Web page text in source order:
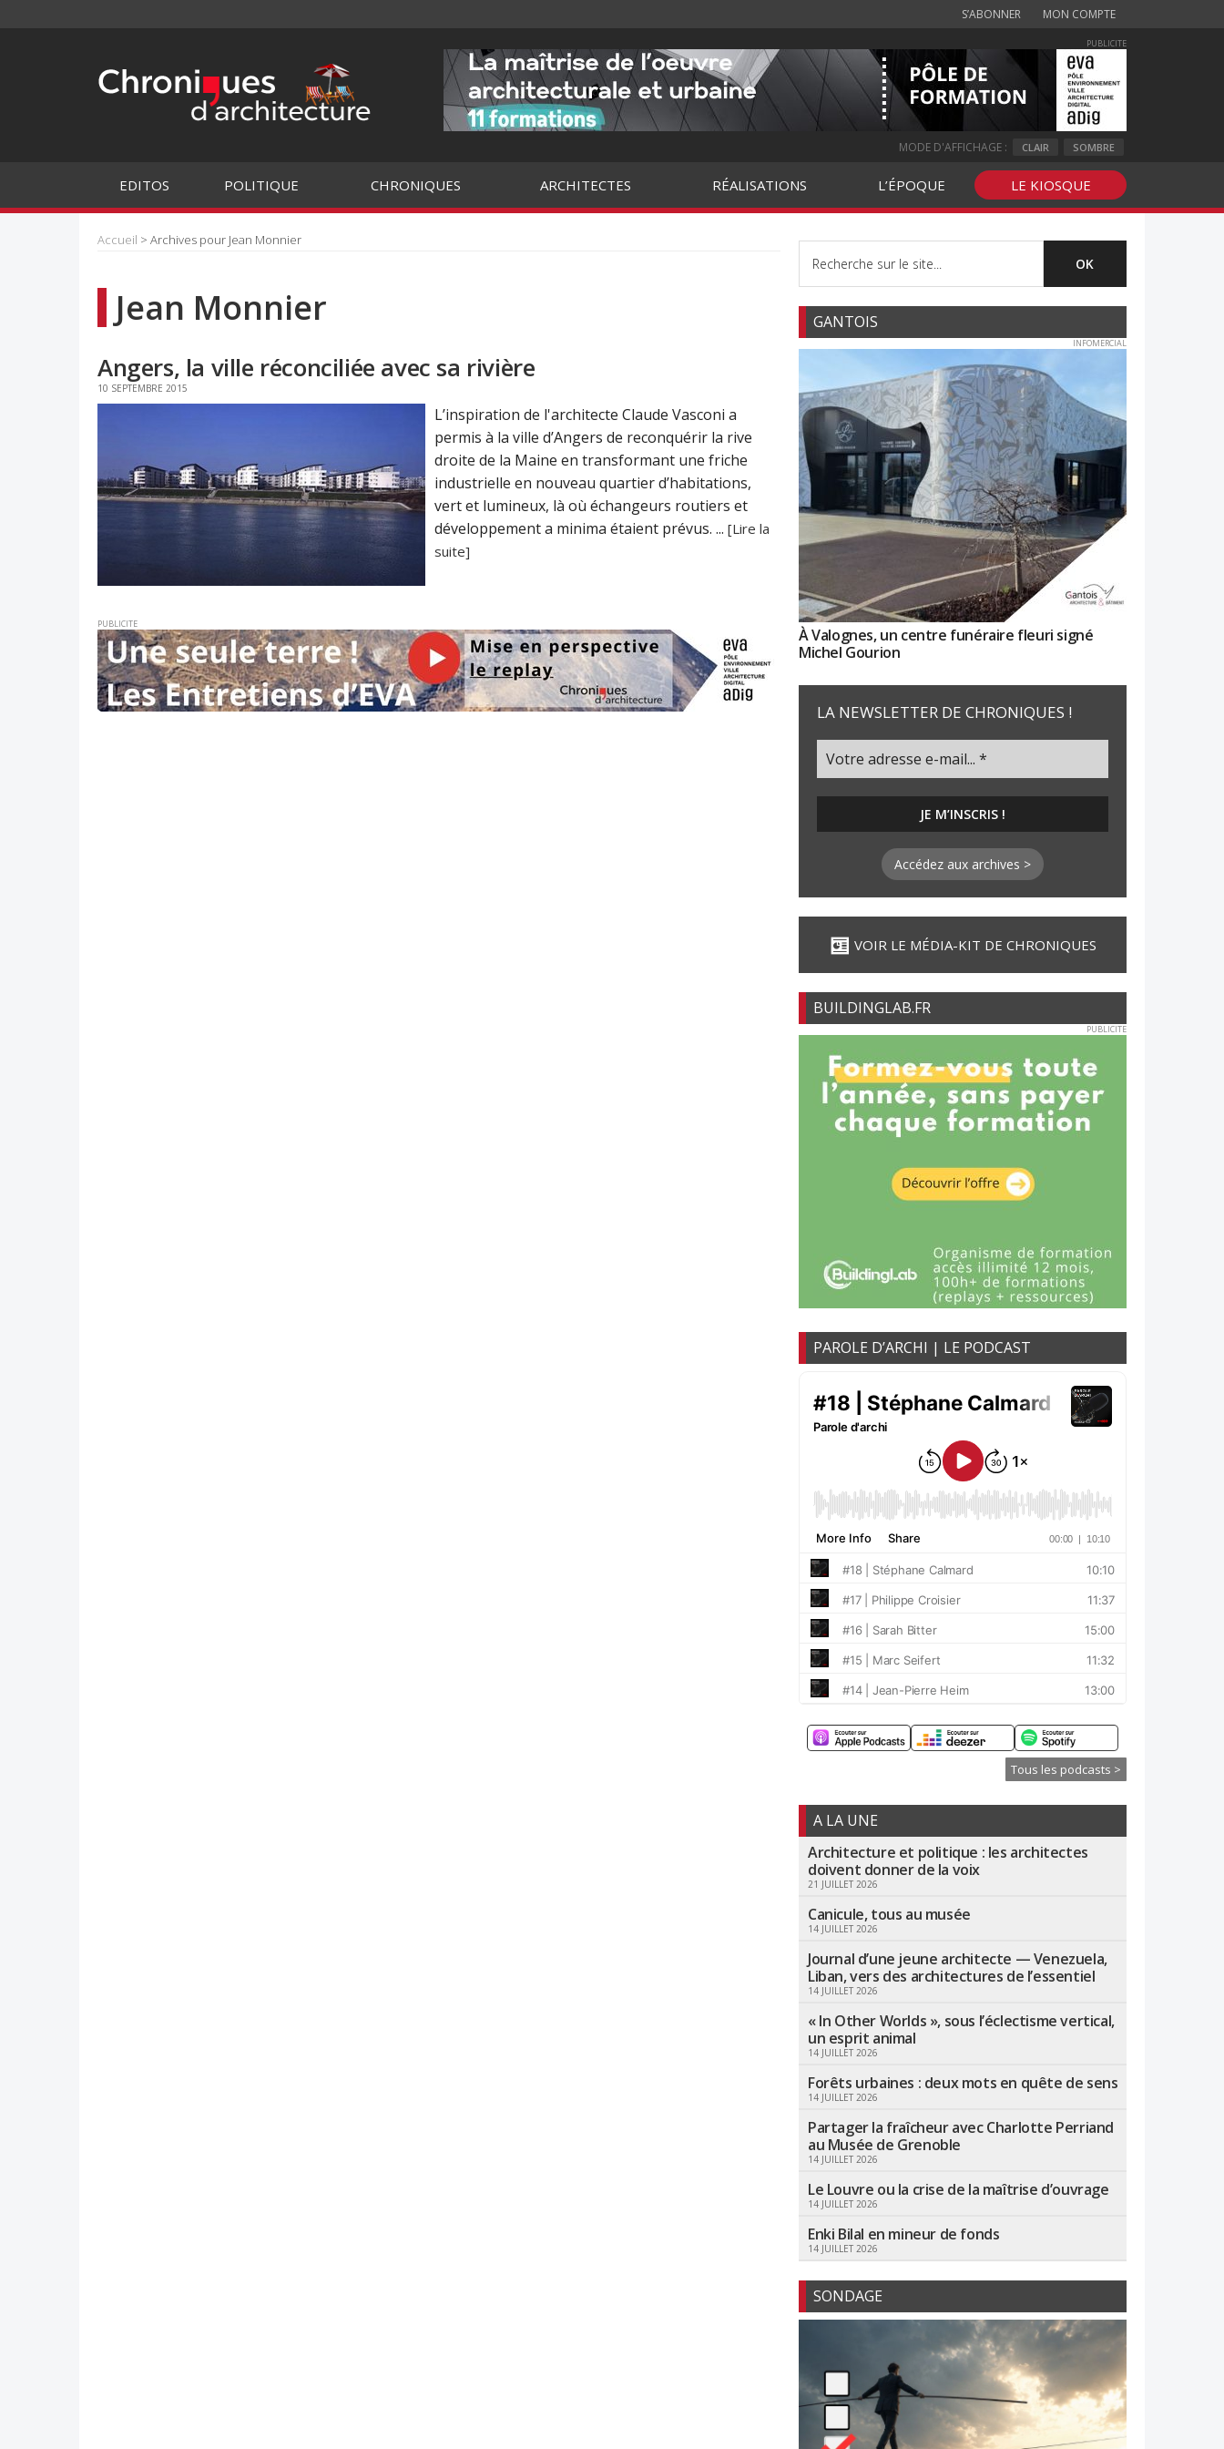
S’ABONNER MON COMPTE
PUBLICITE
MODE D'AFFICHAGE : CLAIR SOMBRE
EDITOS POLITIQUE CHRONIQUES ARCHITECTES RÉALISATIONS L’ÉPOQUE LE KIOSQUE
Accueil > Archives pour Jean Monnier
Jean Monnier
Angers, la ville réconciliée avec sa rivière
10 SEPTEMBRE 2015
L’inspiration de l'architecte Claude Vasconi a
permis à la ville d’Angers de reconquérir la rive
droite de la Maine en transformant une friche
industrielle en nouveau quartier d’habitations,
vert et lumineux, là où échangeurs routiers et
développement a minima étaient prévus. ... [Lire la
suite]
PUBLICITE
GANTOIS
INFOMERCIAL
À Valognes, un centre funéraire fleuri signé
Michel Gourion
LA NEWSLETTER DE CHRONIQUES !
Accédez aux archives >
VOIR LE MÉDIA-KIT DE CHRONIQUES
BUILDINGLAB.FR
PUBLICITE
PAROLE D’ARCHI | LE PODCAST
Tous les podcasts >
A LA UNE
Architecture et politique : les architectes
doivent donner de la voix
21 JUILLET 2026
Canicule, tous au musée
14 JUILLET 2026
Journal d’une jeune architecte — Venezuela,
Liban, vers des architectures de l’essentiel
14 JUILLET 2026
« In Other Worlds », sous l’éclectisme vertical,
un esprit animal
14 JUILLET 2026
Forêts urbaines : deux mots en quête de sens
14 JUILLET 2026
Partager la fraîcheur avec Charlotte Perriand
au Musée de Grenoble
14 JUILLET 2026
Le Louvre ou la crise de la maîtrise d’ouvrage
14 JUILLET 2026
Enki Bilal en mineur de fonds
14 JUILLET 2026
SONDAGE